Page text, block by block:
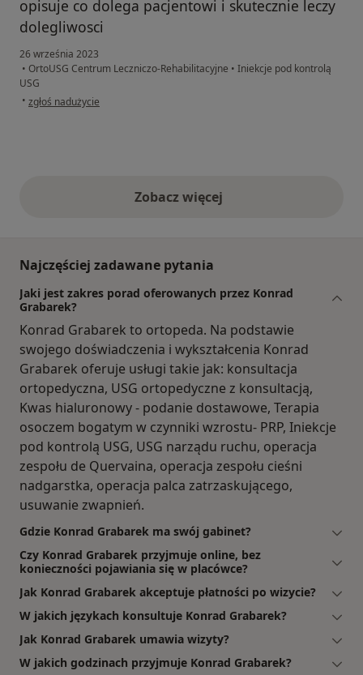
opisuje co dolega pacjentowi i skutecznie leczy
dolegliwosci
26 września 2023
• OrtoUSG Centrum Leczniczo-Rehabilitacyjne • Iniekcje pod kontrolą
USG
• w opinii użytkownika Edyta
zgłoś nadużycie
Zobacz więcejopinie powyżej
Najczęściej zadawane pytania
Jaki jest zakres porad oferowanych przez Konrad
Grabarek?
Konrad Grabarek to ortopeda. Na podstawie
swojego doświadczenia i wykształcenia Konrad
Grabarek oferuje usługi takie jak: konsultacja
ortopedyczna, USG ortopedyczne z konsultacją,
Kwas hialuronowy - podanie dostawowe, Terapia
osoczem bogatym w czynniki wzrostu- PRP, Iniekcje
pod kontrolą USG, USG narządu ruchu, operacja
zespołu de Quervaina, operacja zespołu cieśni
nadgarstka, operacja palca zatrzaskującego,
usuwanie zwapnień.
Gdzie Konrad Grabarek ma swój gabinet?
Czy Konrad Grabarek przyjmuje online, bez
konieczności pojawiania się w placówce?
Jak Konrad Grabarek akceptuje płatności po wizycie?
W jakich językach konsultuje Konrad Grabarek?
Jak Konrad Grabarek umawia wizyty?
W jakich godzinach przyjmuje Konrad Grabarek?